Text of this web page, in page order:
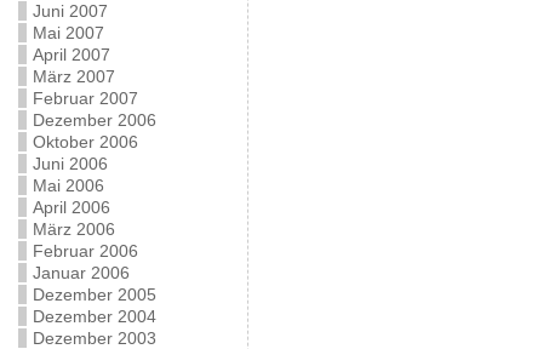
Juni 2007
Mai 2007
April 2007
März 2007
Februar 2007
Dezember 2006
Oktober 2006
Juni 2006
Mai 2006
April 2006
März 2006
Februar 2006
Januar 2006
Dezember 2005
Dezember 2004
Dezember 2003